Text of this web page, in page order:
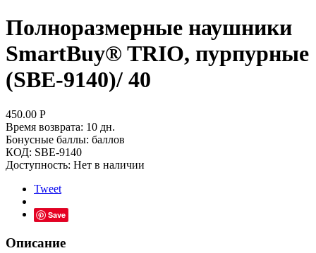
Полноразмерные наушники
SmartBuy® TRIO, пурпурные
(SBE-9140)/ 40
450.00 Р
Время возврата: 10 дн.
Бонусные баллы: баллов
КОД: SBE-9140
Доступность: Нет в наличии
Tweet
Save
Описание